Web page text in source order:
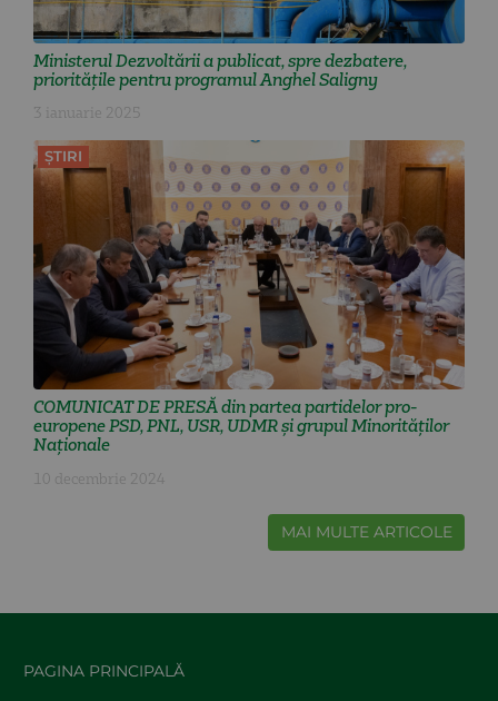
Ministerul Dezvoltării a publicat, spre dezbatere,
prioritățile pentru programul Anghel Saligny
3 ianuarie 2025
ȘTIRI
COMUNICAT DE PRESĂ din partea partidelor pro-
europene PSD, PNL, USR, UDMR și grupul Minorităților
Naționale
10 decembrie 2024
MAI MULTE ARTICOLE
PAGINA PRINCIPALĂ